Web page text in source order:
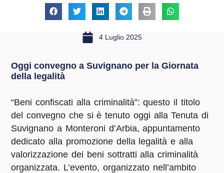
4 Luglio 2025
Oggi convegno a Suvignano per la Giornata
della legalità
“Beni confiscati alla criminalità”: questo il titolo
del convegno che si è tenuto oggi alla Tenuta di
Suvignano a Monteroni d’Arbia, appuntamento
dedicato alla promozione della legalità e alla
valorizzazione dei beni sottratti alla criminalità
organizzata. L’evento, organizzato nell’ambito